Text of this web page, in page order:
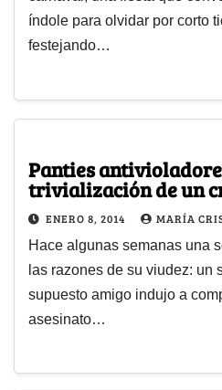
índole para olvidar por corto
festejando…
Panties
trivialización de un
ENERO 8, 2014 MARÍA
Hace algunas semanas una
las razones de su viudez: un
supuesto amigo indujo a
asesinato…